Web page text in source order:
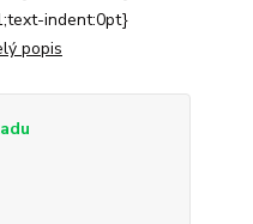
indent:0pt}
popis